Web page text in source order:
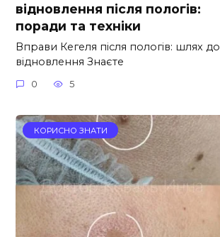
відновлення після пологів:
поради та техніки
Вправи Кегеля після пологів: шлях до
відновлення Знаєте
0 5
КОРИСНО ЗНАТИ